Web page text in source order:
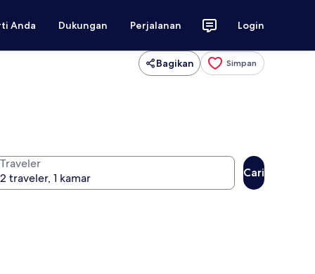
Anda Dukungan Perjalanan Login
Bagikan Simpan
Traveler
Cari